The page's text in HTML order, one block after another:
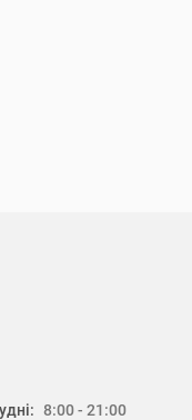
8:00 - 21:00